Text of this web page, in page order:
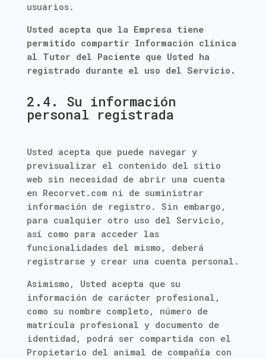
usuarios.
Usted acepta que la Empresa tiene
permitido compartir Información clínica
al Tutor del Paciente que Usted ha
registrado durante el uso del Servicio.
2.4. Su información
personal registrada
Usted acepta que puede navegar y
previsualizar el contenido del sitio
web sin necesidad de abrir una cuenta
en Recorvet.com ni de suministrar
información de registro. Sin embargo,
para cualquier otro uso del Servicio,
así como para acceder las
funcionalidades del mismo, deberá
registrarse y crear una cuenta personal.
Asimismo, Usted acepta que su
información de carácter profesional,
como su nombre completo, número de
matrícula profesional y documento de
identidad, podrá ser compartida con el
Propietario del animal de compañía con